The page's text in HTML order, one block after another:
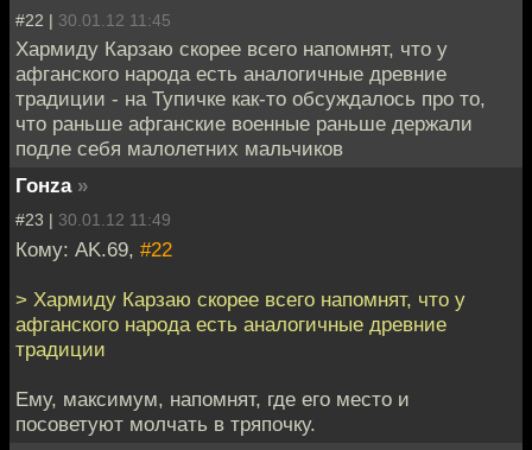
#22 | 30.01.12 11:45
Хармиду Карзаю скорее всего напомнят, что у
афганского народа есть аналогичные древние
традиции - на Тупичке как-то обсуждалось про то,
что раньше афганские военные раньше держали
подле себя малолетних мальчиков
Гонzа »
#23 | 30.01.12 11:49
Кому: AK.69, #22
> Хармиду Карзаю скорее всего напомнят, что у
афганского народа есть аналогичные древние
традиции
Ему, максимум, напомнят, где его место и
посоветуют молчать в тряпочку.